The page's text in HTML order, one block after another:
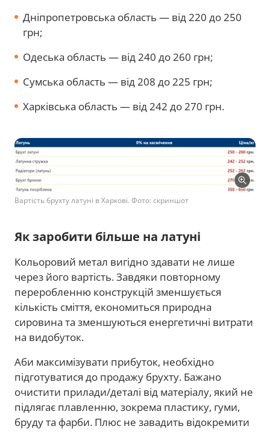
Дніпропетровська область — від 220 до 250
грн;
Одеська область — від 240 до 260 грн;
Сумська область — від 208 до 225 грн;
Харківська область — від 242 до 270 грн.
Вартість брухту латуні в Харкові. Фото: скриншот
Як заробити більше на латуні
Кольоровий метал вигідно здавати не лише
через його вартість. Завдяки повторному
переробленню конструкцій зменшується
кількість сміття, економиться природна
сировина та зменшуються енергетичні витрати
на видобуток.
Аби максимізувати прибуток, необхідно
підготуватися до продажу брухту. Бажано
очистити прилади/деталі від матеріалу, який не
підлягає плавленню, зокрема пластику, гуми,
бруду та фарби. Плюс не завадить відокремити